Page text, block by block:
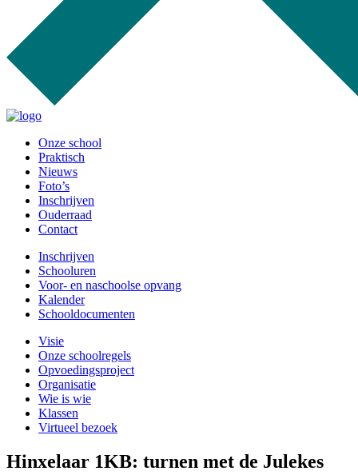
Onze school
Praktisch
Nieuws
Foto’s
Inschrijven
Ouderraad
Contact
Inschrijven
Schooluren
Voor- en naschoolse opvang
Kalender
Schooldocumenten
Visie
Onze schoolregels
Opvoedingsproject
Organisatie
Wie is wie
Klassen
Virtueel bezoek
Hinxelaar 1KB: turnen met de Julekes